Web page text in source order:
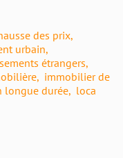
des prix
urbain
étrangers
immobilier de
longue durée loca